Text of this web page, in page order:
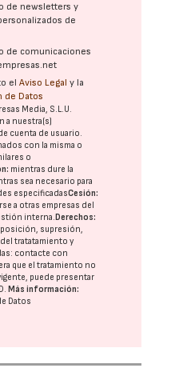
de newsletters y
de
de comunicaciones
elAviso Legal y la
de Datos
Media, S.L.U.
a nuestra(s)
cuenta de usuario.
con la misma o
o
mientras dure la
sea necesario para
especificadasCesión:
a otras empresas del
interna. Derechos:
supresión,
tratatamiento y
contacte con
que el tratamiento no
puede presentar
. Más información:
Datos